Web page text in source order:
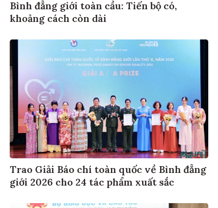
Bình đẳng giới toàn cầu: Tiến bộ có,
khoảng cách còn dài
Trao Giải Báo chí toàn quốc về Bình đẳng
giới 2026 cho 24 tác phẩm xuất sắc